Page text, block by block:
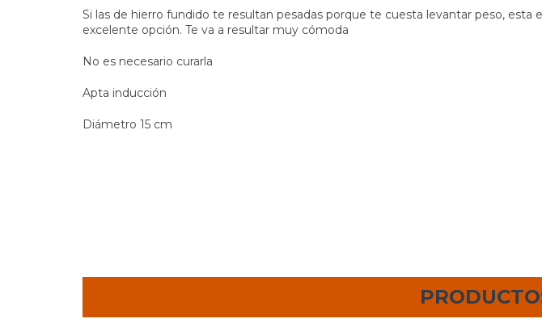
Si las de hierro fundido te resultan pesadas porque te cuesta levantar peso, esta
excelente opción. Te va a resultar muy cómoda
No es necesario curarla
Apta inducción
Diámetro 15 cm